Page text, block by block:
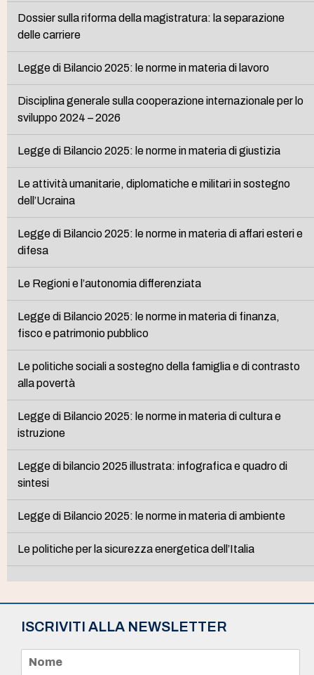
Dossier sulla riforma della magistratura: la separazione
delle carriere
Legge di Bilancio 2025: le norme in materia di lavoro
Disciplina generale sulla cooperazione internazionale per lo
sviluppo 2024 – 2026
Legge di Bilancio 2025: le norme in materia di giustizia
Le attività umanitarie, diplomatiche e militari in sostegno
dell’Ucraina
Legge di Bilancio 2025: le norme in materia di affari esteri e
difesa
Le Regioni e l’autonomia differenziata
Legge di Bilancio 2025: le norme in materia di finanza,
fisco e patrimonio pubblico
Le politiche sociali a sostegno della famiglia e di contrasto
alla povertà
Legge di Bilancio 2025: le norme in materia di cultura e
istruzione
Legge di bilancio 2025 illustrata: infografica e quadro di
sintesi
Legge di Bilancio 2025: le norme in materia di ambiente
Le politiche per la sicurezza energetica dell’Italia
ISCRIVITI ALLA NEWSLETTER